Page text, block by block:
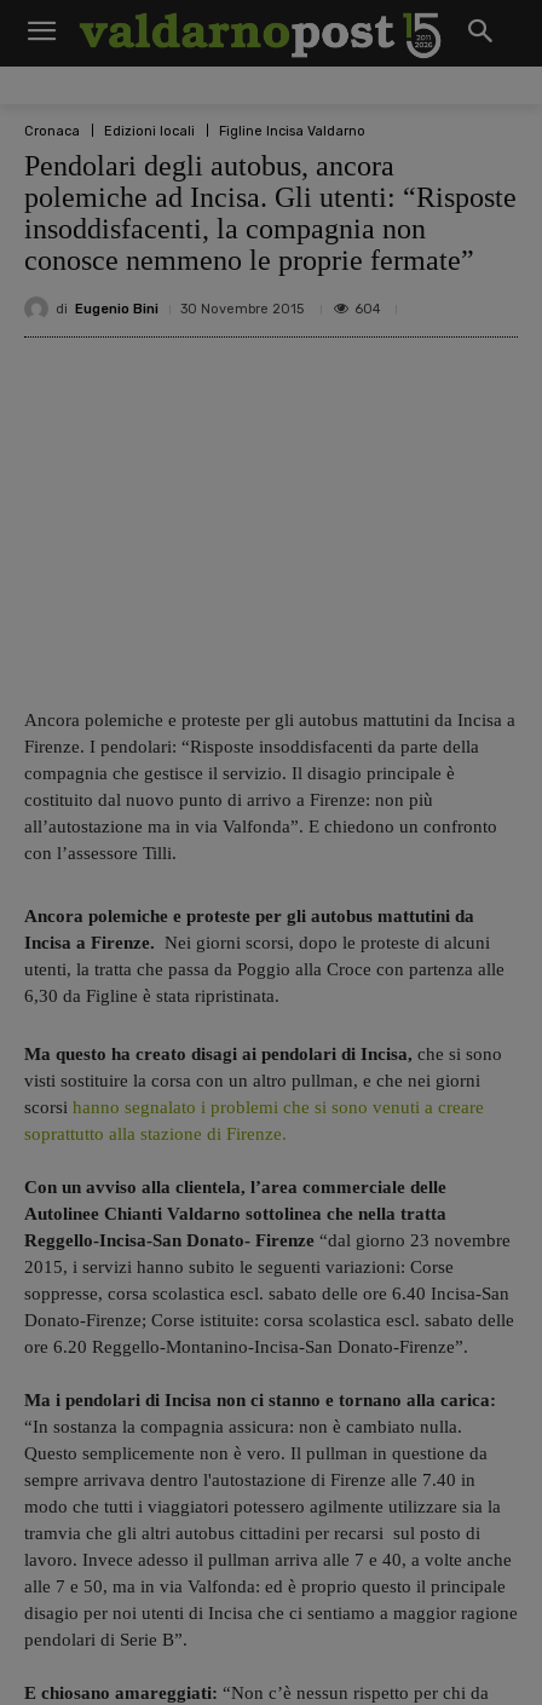
Cronaca Edizioni locali Figline Incisa Valdarno
Pendolari degli autobus, ancora
polemiche ad Incisa. Gli utenti: “Risposte
insoddisfacenti, la compagnia non
conosce nemmeno le proprie fermate”
di Eugenio Bini 30 Novembre 2015 604
Ancora polemiche e proteste per gli autobus mattutini da Incisa a
Firenze. I pendolari: “Risposte insoddisfacenti da parte della
compagnia che gestisce il servizio. Il disagio principale è
costituito dal nuovo punto di arrivo a Firenze: non più
all’autostazione ma in via Valfonda”. E chiedono un confronto
con l’assessore Tilli.
Ancora polemiche e proteste per gli autobus mattutini da
Incisa a Firenze. Nei giorni scorsi, dopo le proteste di alcuni
utenti, la tratta che passa da Poggio alla Croce con partenza alle
6,30 da Figline è stata ripristinata.
Ma questo ha creato disagi ai pendolari di Incisa, che si sono
visti sostituire la corsa con un altro pullman, e che nei giorni
scorsi hanno segnalato i problemi che si sono venuti a creare
soprattutto alla stazione di Firenze.
Con un avviso alla clientela, l’area commerciale delle
Autolinee Chianti Valdarno sottolinea che nella tratta
Reggello-Incisa-San Donato- Firenze “dal giorno 23 novembre
2015, i servizi hanno subito le seguenti variazioni: Corse
soppresse, corsa scolastica escl. sabato delle ore 6.40 Incisa-San
Donato-Firenze; Corse istituite: corsa scolastica escl. sabato delle
ore 6.20 Reggello-Montanino-Incisa-San Donato-Firenze”.
Ma i pendolari di Incisa non ci stanno e tornano alla carica:
“In sostanza la compagnia assicura: non è cambiato nulla.
Questo semplicemente non è vero. Il pullman in questione da
sempre arrivava dentro l'autostazione di Firenze alle 7.40 in
modo che tutti i viaggiatori potessero agilmente utilizzare sia la
tramvia che gli altri autobus cittadini per recarsi sul posto di
lavoro. Invece adesso il pullman arriva alle 7 e 40, a volte anche
alle 7 e 50, ma in via Valfonda: ed è proprio questo il principale
disagio per noi utenti di Incisa che ci sentiamo a maggior ragione
pendolari di Serie B”.
E chiosano amareggiati: “Non c’è nessun rispetto per chi da